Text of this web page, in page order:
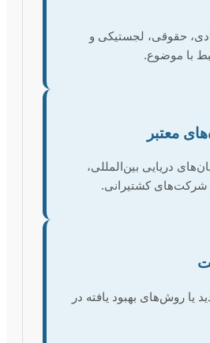
حقوقی، لجستیکی و
با موضوع.
معتبر
دریایی بین‌المللی،
شرکت‌های کشتیرانی.
یا روش‌های بهبود یافته در